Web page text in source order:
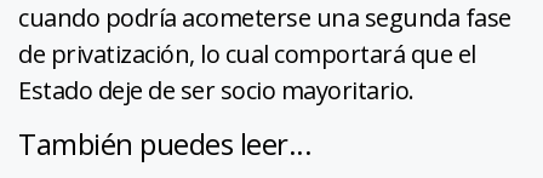
cuando podría acometerse una segunda fase
de privatización, lo cual comportará que el
Estado deje de ser socio mayoritario.
También puedes leer...